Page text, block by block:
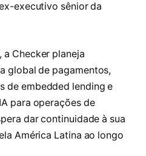
executivo sênior da
Checker planeja
global de pagamentos,
de embedded lending e
para operações de
dar continuidade à sua
América Latina ao longo